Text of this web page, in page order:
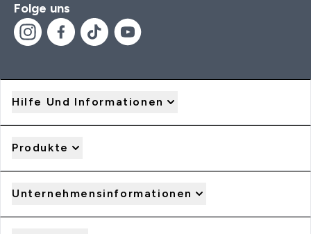
Folge uns
Hilfe Und Informationen
Produkte
Unternehmensinformationen